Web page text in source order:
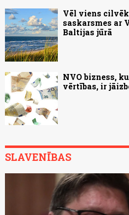
Vēl viens
saskarsmes ar
Baltijas jūrā
NVO bizness,
vērtības, ir
SLAVENĪBAS